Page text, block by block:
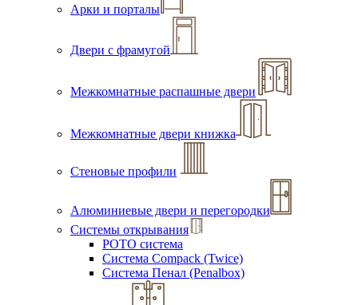
Арки и порталы
Двери с фрамугой
Межкомнатные распашные двери
Межкомнатные двери книжка
Стеновые профили
Алюминиевые двери и перегородки
Системы открывания
РОТО система
Система Compack (Twice)
Система Пенал (Penalbox)